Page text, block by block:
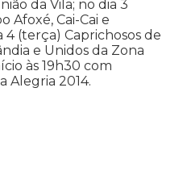
da Vila; no dia 3
Afoxé, Cai-Cai e
(terça) Caprichosos de
e Unidos da Zona
às 19h30 com
Alegria 2014.